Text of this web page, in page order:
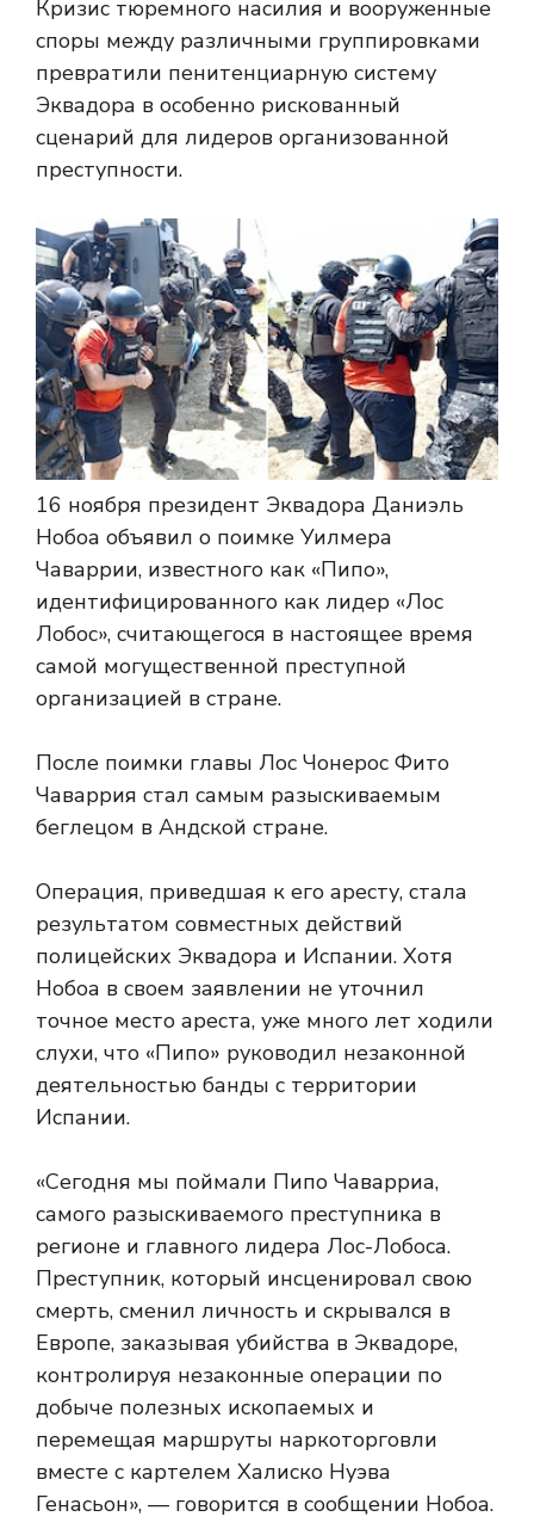
Кризис тюремного насилия и вооруженные
споры между различными группировками
превратили пенитенциарную систему
Эквадора в особенно рискованный
сценарий для лидеров организованной
преступности.
16 ноября президент Эквадора Даниэль
Нобоа объявил о поимке Уилмера
Чаваррии, известного как «Пипо»,
идентифицированного как лидер «Лос
Лобос», считающегося в настоящее время
самой могущественной преступной
организацией в стране.
После поимки главы Лос Чонерос Фито
Чаваррия стал самым разыскиваемым
беглецом в Андской стране.
Операция, приведшая к его аресту, стала
результатом совместных действий
полицейских Эквадора и Испании. Хотя
Нобоа в своем заявлении не уточнил
точное место ареста, уже много лет ходили
слухи, что «Пипо» руководил незаконной
деятельностью банды с территории
Испании.
«Сегодня мы поймали Пипо Чаварриа,
самого разыскиваемого преступника в
регионе и главного лидера Лос-Лобоса.
Преступник, который инсценировал свою
смерть, сменил личность и скрывался в
Европе, заказывая убийства в Эквадоре,
контролируя незаконные операции по
добыче полезных ископаемых и
перемещая маршруты наркоторговли
вместе с картелем Халиско Нуэва
Генасьон», — говорится в сообщении Нобоа.